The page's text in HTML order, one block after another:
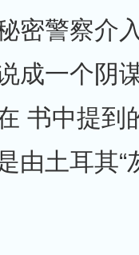
密警察介
成一个阴
书中提到
由土耳其“